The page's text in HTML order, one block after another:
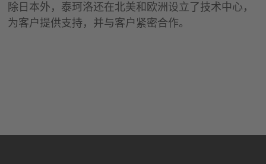
除日本外，泰珂洛还在北美和欧洲设立了技术中心，
为客户提供支持，并与客户紧密合作。